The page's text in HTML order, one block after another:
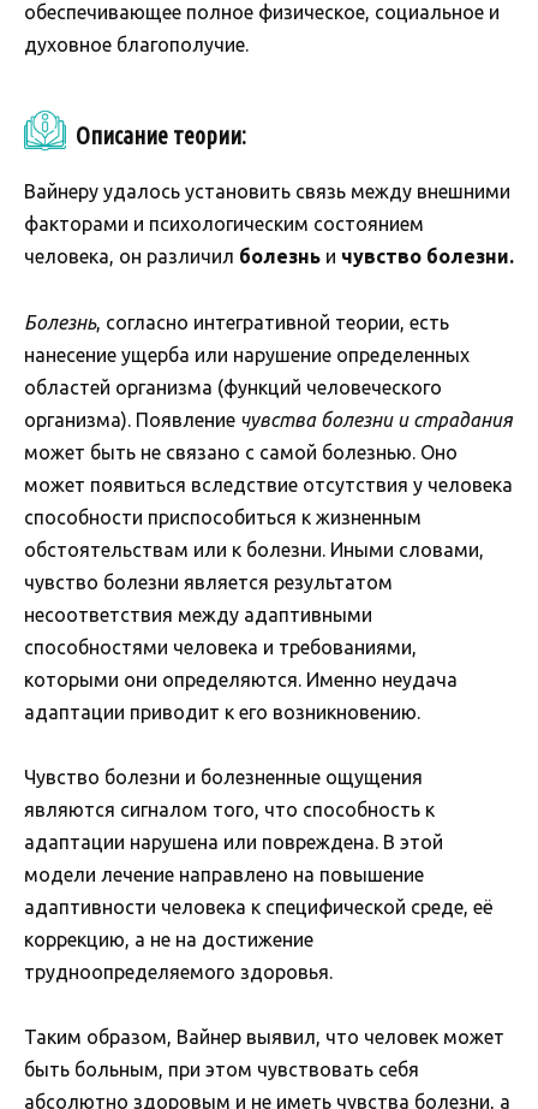
обеспечивающее полное физическое, социальное и
духовное благополучие.
Описание теории:
Вайнеру удалось установить связь между внешними
факторами и психологическим состоянием
человека, он различил болезнь и чувство болезни.
Болезнь, согласно интегративной теории, есть
нанесение ущерба или нарушение определенных
областей организма (функций человеческого
организма). Появление чувства болезни и страдания
может быть не связано с самой болезнью. Оно
может появиться вследствие отсутствия у человека
способности приспособиться к жизненным
обстоятельствам или к болезни. Иными словами,
чувство болезни является результатом
несоответствия между адаптивными
способностями человека и требованиями,
которыми они определяются. Именно неудача
адаптации приводит к его возникновению.
Чувство болезни и болезненные ощущения
являются сигналом того, что способность к
адаптации нарушена или повреждена. В этой
модели лечение направлено на повышение
адаптивности человека к специфической среде, её
коррекцию, а не на достижение
трудноопределяемого здоровья.
Таким образом, Вайнер выявил, что человек может
быть больным, при этом чувствовать себя
абсолютно здоровым и не иметь чувства болезни, а